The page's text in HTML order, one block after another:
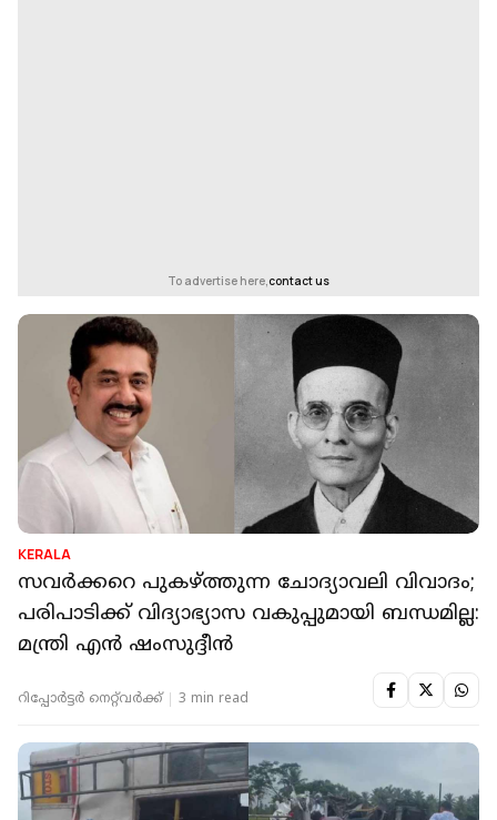
To advertise here,contact us
KERALA
സവര്‍ക്കറെ പുകഴ്ത്തുന്ന ചോദ്യാവലി വിവാദം;
പരിപാടിക്ക് വിദ്യാഭ്യാസ വകുപ്പുമായി ബന്ധമില്ല:
മന്ത്രി എൻ ഷംസുദ്ദീൻ
റിപ്പോർട്ടർ നെറ്റ്‌വര്‍ക്ക്‌ 3 min read